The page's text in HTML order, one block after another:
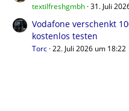
textilfreshgmbh 31. Juli
Vodafone verschenkt
kostenlos testen
Torc 22. Juli 2026 um 18:22